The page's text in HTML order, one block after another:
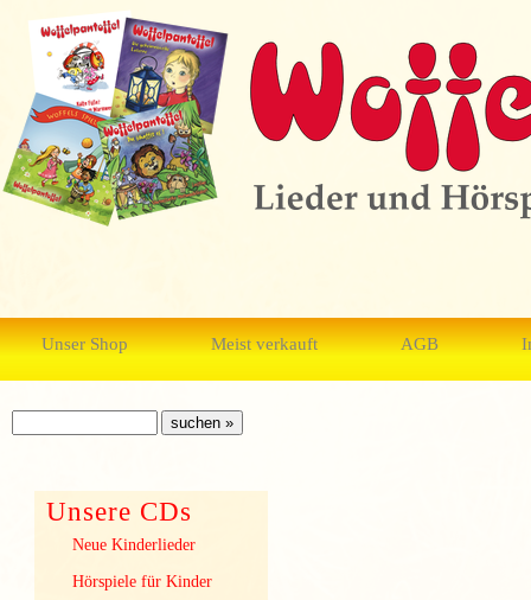
Unser Shop Meist verkauft AGB
Unsere CDs
Neue Kinderlieder
Hörspiele für Kinder